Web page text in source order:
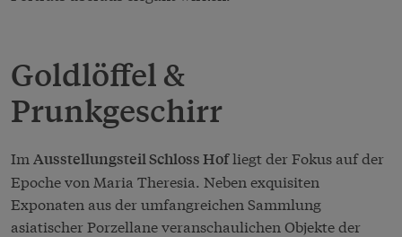
Goldlöffel &
Prunkgeschirr
Im Ausstellungsteil Schloss Hofliegt der Fokus auf der
Epoche von Maria Theresia. Neben exquisiten
Exponaten aus der umfangreichen Sammlung
asiatischer Porzellane veranschaulichen Objekte der